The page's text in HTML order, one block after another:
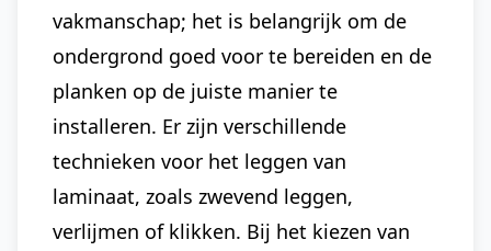
vakmanschap; het is belangrijk om de
ondergrond goed voor te bereiden en de
planken op de juiste manier te
installeren. Er zijn verschillende
technieken voor het leggen van
laminaat, zoals zwevend leggen,
verlijmen of klikken. Bij het kiezen van